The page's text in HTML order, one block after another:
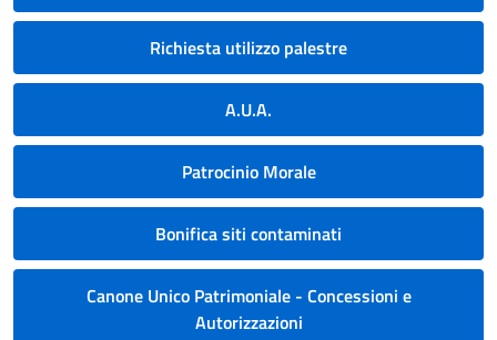
Richiesta utilizzo palestre
A.U.A.
Patrocinio Morale
Bonifica siti contaminati
Canone Unico Patrimoniale - Concessioni e
Autorizzazioni